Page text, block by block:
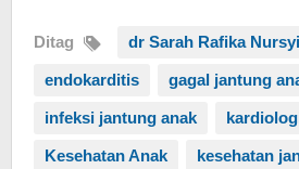
Ditag dr Sarah Rafika
endokarditis gagal jantung
infeksi jantung anak
Kesehatan Anak kesehatan